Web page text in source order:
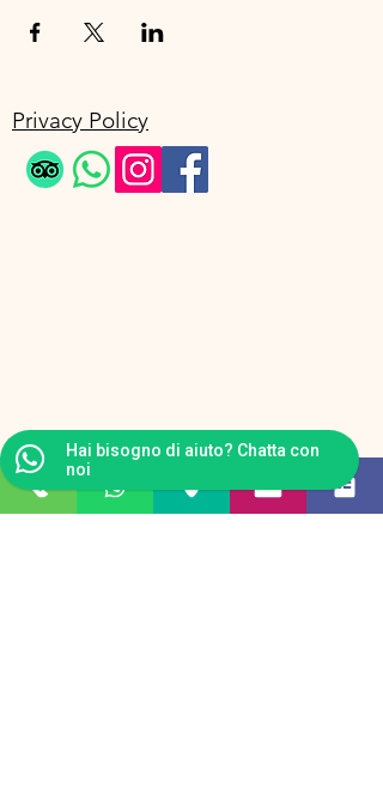
Privacy Policy
Hai bisogno di aiuto? Chatta con
noi